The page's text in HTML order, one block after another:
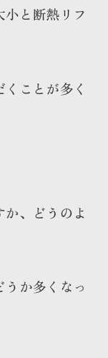
と断熱リフ
ことが多く
、どうのよ
か多くなっ